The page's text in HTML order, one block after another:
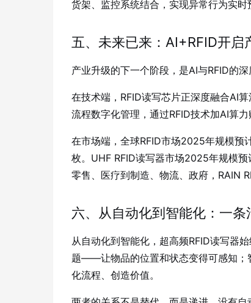
货架、监控系统结合，实现异常行为实时
五、未来已来：AI+RFID开启
产业升级的下一个阶段，是AI与RFID的深
在技术端，RFID读写芯片正深度融合AI
流程数字化管理，通过RFID技术加AI算
在市场端，全球RFID市场2025年规模预
枚。UHF RFID读写器市场2025年规模
零售、医疗到制造、物流、政府，RAIN
六、从自动化到智能化：一条
从自动化到智能化，超高频RFID读写器
题——让物品的位置和状态变得可感知；
化流程、创造价值。